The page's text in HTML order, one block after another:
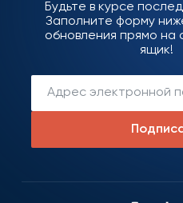
Будьте в курсе
Заполните форму
обновления прямо на
ящик!